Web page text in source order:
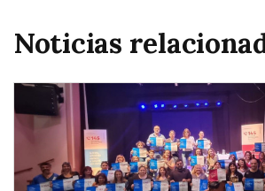
Noticias